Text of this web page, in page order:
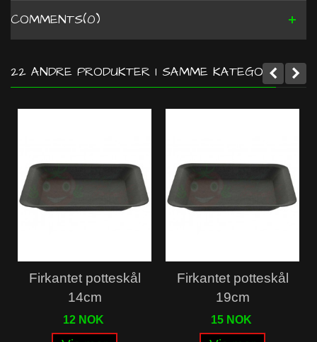
COMMENTS(0)
22 ANDRE PRODUKTER I SAMME KATEGORI:
Firkantet potteskål
14cm
12 NOK
Firkantet potteskål
19cm
15 NOK